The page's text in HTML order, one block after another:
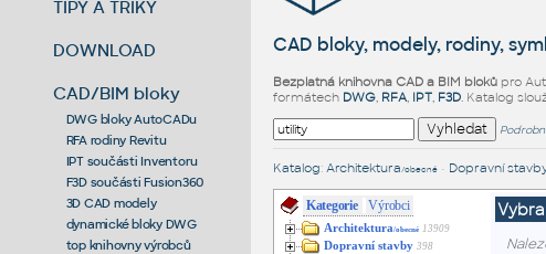
TIPY A TRIKY
DOWNLOAD
CAD/BIM bloky
DWG bloky AutoCADu
RFA rodiny Revitu
IPT součásti Inventoru
F3D součásti Fusion360
3D CAD modely
dynamické bloky DWG
top knihovny výrobců
CAD bloky, modely, rodiny,
Bezplatná knihovna CAD a BIM blokůpro
formátech DWG, RFA, IPT, F3D. Katalog
Katalog: Architektura /obecné• Dopravní
Kategorie Výrobci
Architektura/obecné 13909
Dopravní stavby 398